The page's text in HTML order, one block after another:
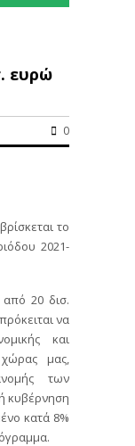
ευρώ
0
το
2021-
20 δισ.
να
και
μας,
των
κυβέρνηση
κατά 8%